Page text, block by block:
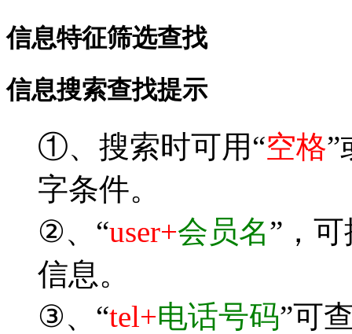
信息特征筛选查找
信息搜索查找提示
①、搜索时可用“空格”
字条件。
②、“user+会员名”，
信息。
③、“tel+电话号码”可